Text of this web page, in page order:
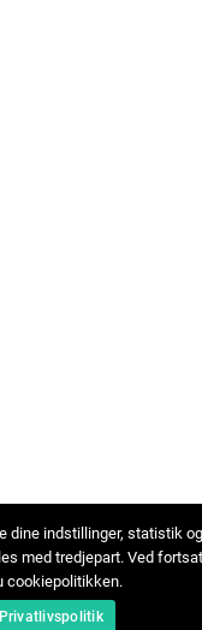
dine indstillinger, statistik
med tredjepart. Ved
cookiepolitikken.
Privatlivspolitik